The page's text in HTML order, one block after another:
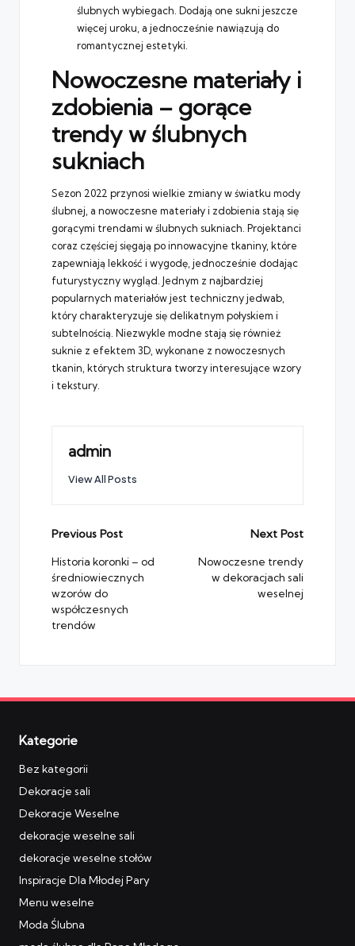
ślubnych wybiegach. Dodają one sukni jeszcze
więcej uroku, a jednocześnie nawiązują do
romantycznej estetyki.
Nowoczesne materiały i
zdobienia – gorące
trendy w ślubnych
sukniach
Sezon 2022 przynosi wielkie zmiany w światku mody
ślubnej, a nowoczesne materiały i zdobienia stają się
gorącymi trendami w ślubnych sukniach. Projektanci
coraz częściej sięgają po innowacyjne tkaniny, które
zapewniają lekkość i wygodę, jednocześnie dodając
futurystyczny wygląd. Jednym z najbardziej
popularnych materiałów jest techniczny jedwab,
który charakteryzuje się delikatnym połyskiem i
subtelnością. Niezwykle modne stają się również
suknie z efektem 3D, wykonane z nowoczesnych
tkanin, których struktura tworzy interesujące wzory
i tekstury.
admin
View All Posts
Post
navigation
Previous Post
Historia koronki – od
średniowiecznych
wzorów do
współczesnych
trendów
Next Post
Nowoczesne trendy
w dekoracjach sali
weselnej
Kategorie
Bez kategorii
Dekoracje sali
Dekoracje Weselne
dekoracje weselne sali
dekoracje weselne stołów
Inspiracje Dla Młodej Pary
Menu weselne
Moda Ślubna